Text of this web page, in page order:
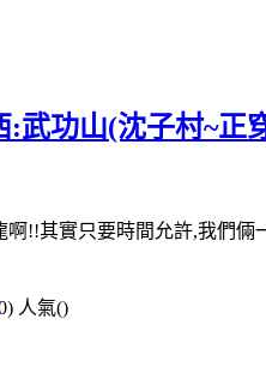
:武功山(沈子村~正
啊!!其實只要時間允許,我們
人氣()